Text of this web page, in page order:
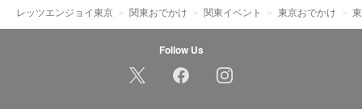
レッツエンジョイ東京 関東おでかけ 関東イベント 東京おでかけ
Follow Us